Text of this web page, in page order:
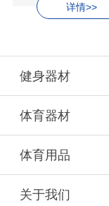
详情>>
健身器材
体育器材
体育用品
关于我们